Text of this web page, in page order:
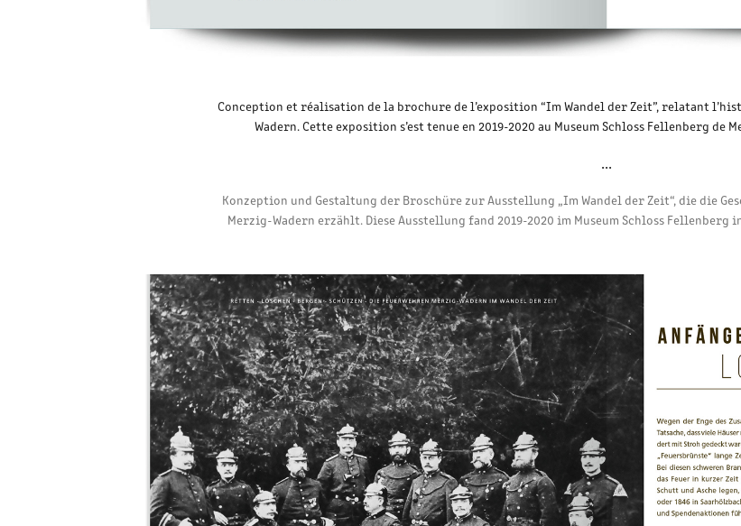
Conception et réalisation de la brochure de l’exposition “Im Wandel der Zeit”, relatant
Wadern. Cette exposition s’est tenue en 2019-2020 au Museum Schloss Fellenberg de
...​​​​​​​
Konzeption und Gestaltung der Broschüre zur Ausstellung „Im Wandel der Zeit“, die die
Merzig-Wadern erzählt. Diese Ausstellung fand 2019-2020 im Museum Schloss Fellenberg